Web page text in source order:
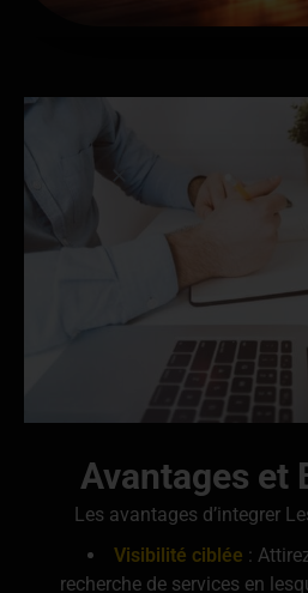
Avantages et
Les avantages d’integrer
Visibilité ciblée :
recherche de services en